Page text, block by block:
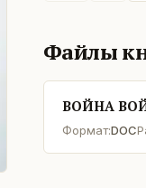
Файлы
ВОЙНА
Формат:DOC